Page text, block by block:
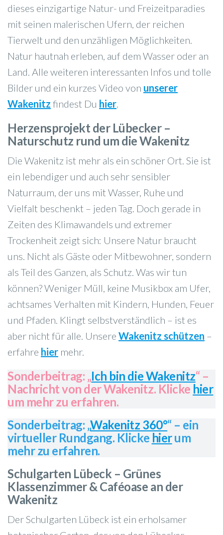
dieses einzigartige Natur- und Freizeitparadies
mit seinen malerischen Ufern, der reichen
Tierwelt und den unzähligen Möglichkeiten.
Natur hautnah erleben, auf dem Wasser oder an
Land. Alle weiteren interessanten Infos und tolle
Bilder und ein kurzes Video von unserer
Wakenitz findest Du hier.
Herzensprojekt der Lübecker –
Naturschutz rund um die Wakenitz
Die Wakenitz ist mehr als ein schöner Ort. Sie ist
ein lebendiger und auch sehr sensibler
Naturraum, der uns mit Wasser, Ruhe und
Vielfalt beschenkt – jeden Tag. Doch gerade in
Zeiten des Klimawandels und extremer
Trockenheit zeigt sich: Unsere Natur braucht
uns. Nicht als Gäste oder Mitbewohner, sondern
als Teil des Ganzen, als Schutz. Was wir tun
können? Weniger Müll, keine Musikbox am Ufer,
achtsames Verhalten mit Kindern, Hunden, Feuer
und Pfaden. Klingt selbstverständlich – ist es
aber nicht für alle. Unsere Wakenitz schützen –
erfahre hier mehr.
Sonderbeitrag: „Ich bin die Wakenitz“ –
Nachricht von der Wakenitz. Klicke hier
um mehr zu erfahren.
Sonderbeitrag: „Wakenitz 360°“ – ein
virtueller Rundgang. Klicke hierum
mehr zu erfahren.
Schulgarten Lübeck – Grünes
Klassenzimmer & Caféoase an der
Wakenitz
Der Schulgarten Lübeck ist ein erholsamer